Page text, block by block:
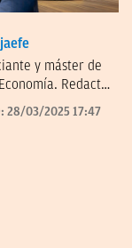
y máster de
Redactor
y autor de
en el Instituto
28/03/2025 17:47